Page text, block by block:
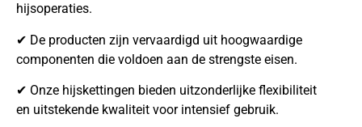
hijsoperaties.
✔ De producten zijn vervaardigd uit hoogwaardige
componenten die voldoen aan de strengste eisen.
✔ Onze hijskettingen bieden uitzonderlijke flexibiliteit
en uitstekende kwaliteit voor intensief gebruik.